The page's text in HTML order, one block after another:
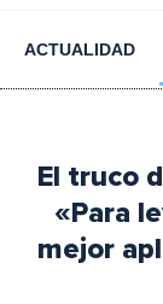
ACTUALIDAD
El truco
«Para
mejor